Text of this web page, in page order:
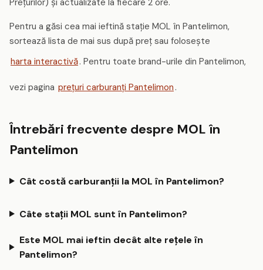
Prețurilor) și actualizate la fiecare 2 ore.
Pentru a găsi cea mai ieftină stație MOL în Pantelimon,
sortează lista de mai sus după preț sau folosește
harta interactivă. Pentru toate brand-urile din Pantelimon,
vezi pagina prețuri carburanți Pantelimon .
Întrebări frecvente despre MOL în
Pantelimon
Cât costă carburanții la MOL în Pantelimon?
Câte stații MOL sunt în Pantelimon?
Este MOL mai ieftin decât alte rețele în
Pantelimon?